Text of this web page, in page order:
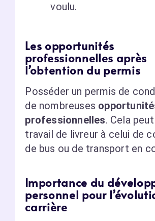
voulu.
Les opportunités
professionnelles après
l’obtention du permis
Posséder un permis de
de nombreuses
professionnelles. Cela
travail de livreur à celui de
de bus ou de transport en
Importance du
personnel pour
carrière